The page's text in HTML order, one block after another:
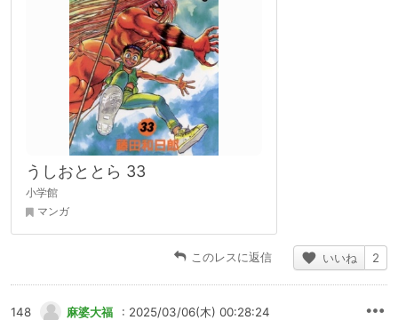
うしおととら 33
小学館
マンガ
このレスに返信 いいね 2
148 麻婆大福 : 2025/03/06(木) 00:28:24